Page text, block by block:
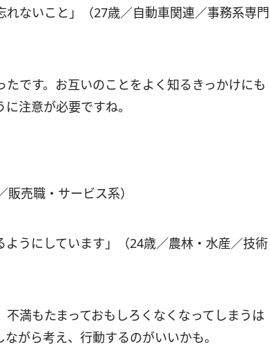
れないこと」（27歳／自動車関連／事務系専門
です。お互いのことをよく知るきっかけにも
注意が必要ですね。
売職・サービス系）
ようにしています」（24歳／農林・水産／技術
満もたまっておもしろくなくなってしまうは
がら考え、行動するのがいいかも。